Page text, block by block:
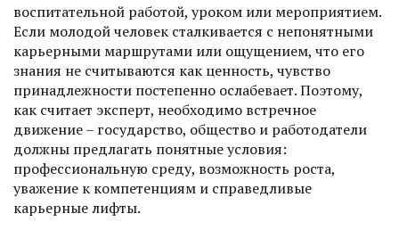
воспитательной работой, уроком или мероприятием.
Если молодой человек сталкивается с непонятными
карьерными маршрутами или ощущением, что его
знания не считываются как ценность, чувство
принадлежности постепенно ослабевает. Поэтому,
как считает эксперт, необходимо встречное
движение – государство, общество и работодатели
должны предлагать понятные условия:
профессиональную среду, возможность роста,
уважение к компетенциям и справедливые
карьерные лифты.